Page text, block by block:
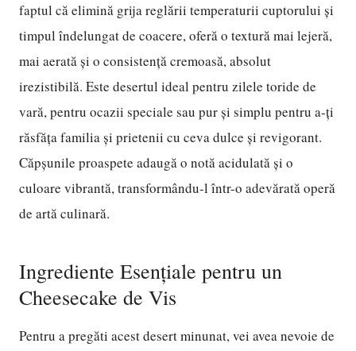
faptul că elimină grija reglării temperaturii cuptorului și
timpul îndelungat de coacere, oferă o textură mai lejeră,
mai aerată și o consistență cremoasă, absolut
irezistibilă. Este desertul ideal pentru zilele toride de
vară, pentru ocazii speciale sau pur și simplu pentru a-ți
răsfăța familia și prietenii cu ceva dulce și revigorant.
Căpșunile proaspete adaugă o notă acidulată și o
culoare vibrantă, transformându-l într-o adevărată operă
de artă culinară.
Ingrediente Esențiale pentru un
Cheesecake de Vis
Pentru a pregăti acest desert minunat, vei avea nevoie de